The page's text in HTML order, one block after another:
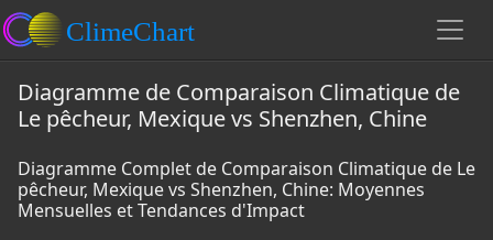
Diagramme de Comparaison Climatique de
Le pêcheur, Mexique vs Shenzhen, Chine
Diagramme Complet de Comparaison Climatique de Le
pêcheur, Mexique vs Shenzhen, Chine: Moyennes
Mensuelles et Tendances d'Impact